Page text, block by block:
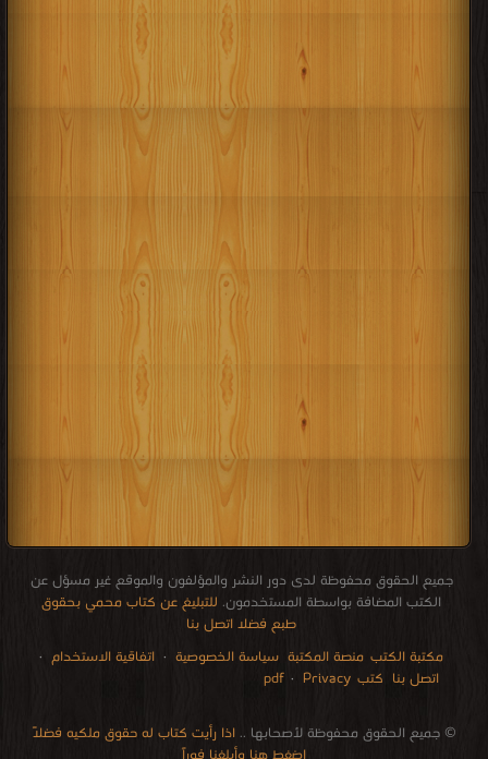
جميع الحقوق محفوظة لدى دور النشر والمؤلفون والموقع غير مسؤل عن
الكتب المضافة بواسطة المستخدمون. للتبليغ عن كتاب محمي بحقوق
طبع فضلا اتصل بنا
مكتبة الكتب منصة المكتبة سياسة الخصوصية · اتفاقية الاستخدام ·
اتصل بنا كتب pdf · Privacy
© جميع الحقوق محفوظة لأصحابها ..اذا رأيت كتاب له حقوق ملكيه فضلاً